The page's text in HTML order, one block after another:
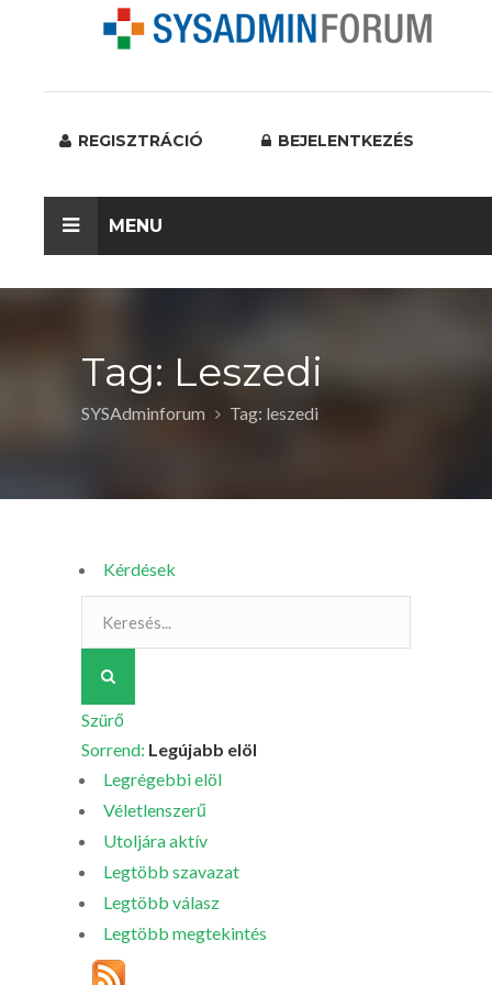
REGISZTRÁCIÓ BEJELENTKEZÉS
MENU
Tag: Leszedi
SYSAdminforum Tag: leszedi
Kérdések
Szürő
Sorrend: Legújabb elöl
Legrégebbi elöl
Véletlenszerű
Utoljára aktív
Legtöbb szavazat
Legtöbb válasz
Legtöbb megtekintés